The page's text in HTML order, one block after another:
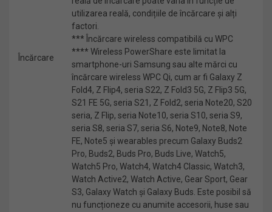
Încărcare
utilizarea reală, condițiile de încărcare și alți
factori.
*** Încărcare wireless compatibilă cu WPC
**** Wireless PowerShare este limitat la
smartphone-uri Samsung sau alte mărci cu
încărcare wireless WPC Qi, cum ar fi Galaxy Z
Fold4, Z Flip4, seria S22, Z Fold3 5G, Z Flip3 5G,
S21 FE 5G, seria S21, Z Fold2, seria Note20, S20
seria, Z Flip, seria Note10, seria S10, seria S9,
seria S8, seria S7, seria S6, Note9, Note8, Note
FE, Note5 și wearables precum Galaxy Buds2
Pro, Buds2, Buds Pro, Buds Live, Watch5,
Watch5 Pro, Watch4, Watch4 Classic, Watch3,
Watch Active2, Watch Active, Gear Sport, Gear
S3, Galaxy Watch și Galaxy Buds. Este posibil să
nu funcționeze cu anumite accesorii, huse sau